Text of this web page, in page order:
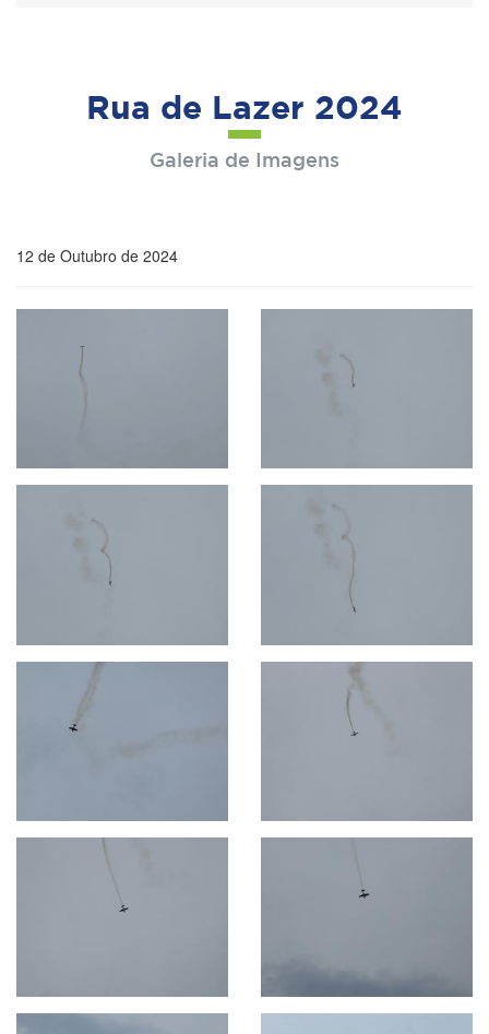
Rua de Lazer 2024
Galeria de Imagens
12 de Outubro de 2024